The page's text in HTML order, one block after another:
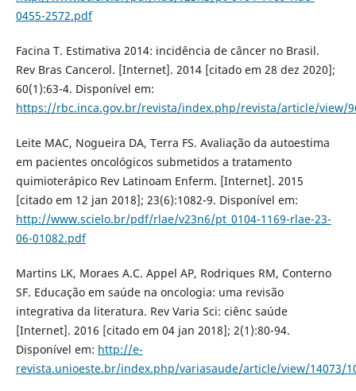
0455-2572.pdf
Facina T. Estimativa 2014: incidência de câncer no Brasil.
Rev Bras Cancerol. [Internet]. 2014 [citado em 28 dez 2020];
60(1):63-4. Disponível em:
https://rbc.inca.gov.br/revista/index.php/revista/article/view/
Leite MAC, Nogueira DA, Terra FS. Avaliação da autoestima
em pacientes oncológicos submetidos a tratamento
quimioterápico Rev Latinoam Enferm. [Internet]. 2015
[citado em 12 jan 2018]; 23(6):1082-9. Disponível em:
http://www.scielo.br/pdf/rlae/v23n6/pt_0104-1169-rlae-23-
06-01082.pdf
Martins LK, Moraes A.C. Appel AP, Rodriques RM, Conterno
SF. Educação em saúde na oncologia: uma revisão
integrativa da literatura. Rev Varia Sci: ciênc saúde
[Internet]. 2016 [citado em 04 jan 2018]; 2(1):80-94.
Disponível em: http://e-
revista.unioeste.br/index.php/variasaude/article/view/14073/